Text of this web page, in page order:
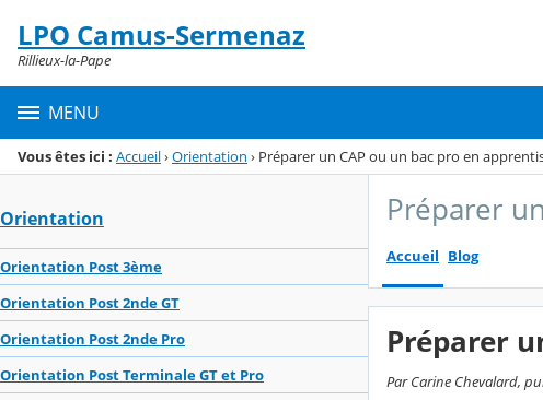
Menu de la rubrique
Contenu
LPO Camus-Sermenaz
Rillieux-la-Pape
MENU
Vous êtes ici : Accueil›Orientation › Préparer un CAP ou un bac pro en
Orientation
Orientation Post 3ème
Orientation Post 2nde GT
Orientation Post 2nde Pro
Orientation Post Terminale GT et Pro
Préparer
Accueil Blog
Préparer
Par Carine Chevalard,